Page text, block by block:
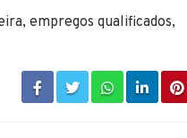
, empregos qualificados,